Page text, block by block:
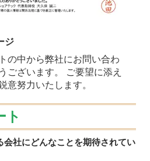
ジ
の中から弊社にお問い合わ
ございます。 ご要望に添え
意努力いたします。
ト
会社にどんなことを期待されてい